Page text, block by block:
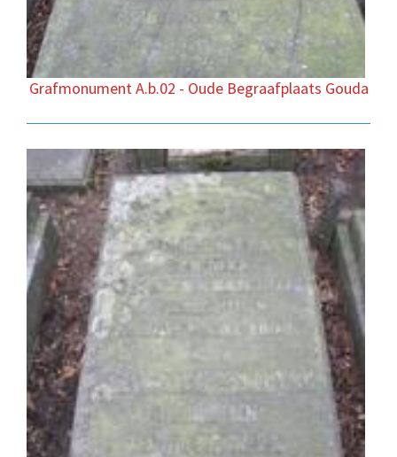
Grafmonument A.b.02 - Oude Begraafplaats Gouda